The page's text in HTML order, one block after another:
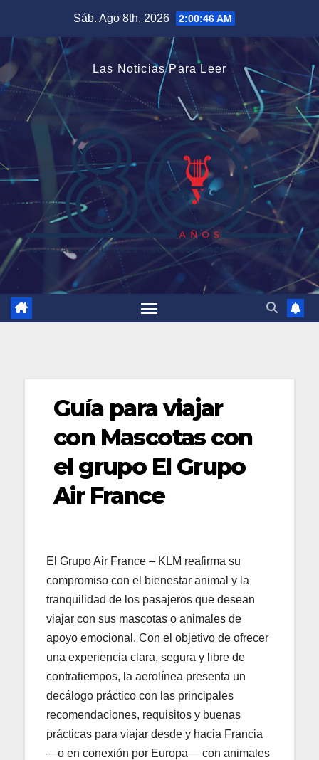
contenido
Sáb. Ago 8th, 2026 2:00:47 AM
Las Noticias Para Leer
Guía para viajar
con Mascotas con
el grupo El Grupo
Air France
El Grupo Air France – KLM reafirma su
compromiso con el bienestar animal y la
tranquilidad de los pasajeros que desean
viajar con sus mascotas o animales de
apoyo emocional. Con el objetivo de ofrecer
una experiencia clara, segura y libre de
contratiempos, la aerolínea presenta un
decálogo práctico con las principales
recomendaciones, requisitos y buenas
prácticas para viajar desde y hacia Francia
—o en conexión por Europa— con animales